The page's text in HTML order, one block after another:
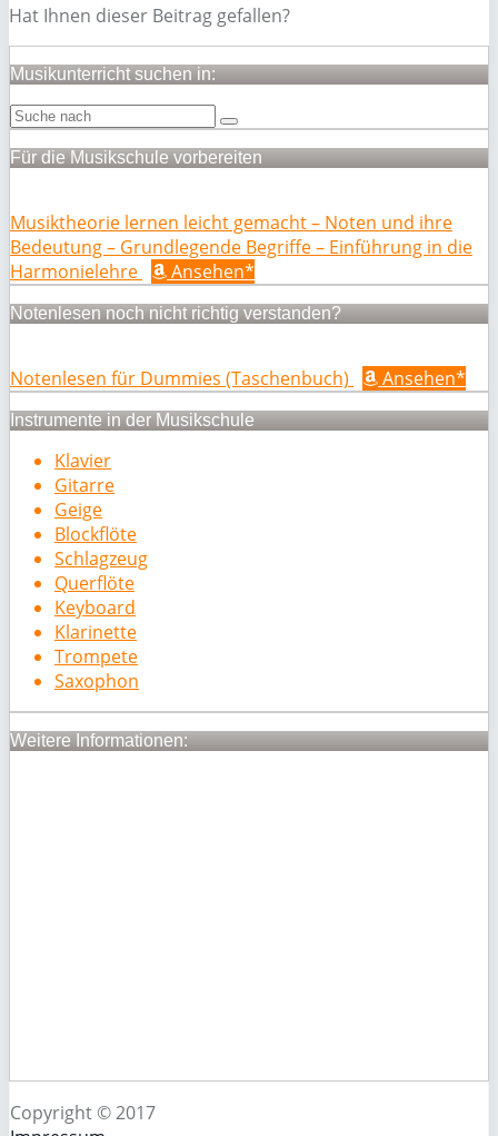
Hat Ihnen dieser Beitrag gefallen?
Musikunterricht suchen in:
Für die Musikschule vorbereiten
Musiktheorie lernen leicht gemacht – Noten und ihre
Bedeutung – Grundlegende Begriffe – Einführung in die
Harmonielehre
Ansehen*
Notenlesen noch nicht richtig verstanden?
Notenlesen für Dummies (Taschenbuch) Ansehen*
Instrumente in der Musikschule
Klavier
Gitarre
Geige
Blockflöte
Schlagzeug
Querflöte
Keyboard
Klarinette
Trompete
Saxophon
Weitere Informationen:
Copyright © 2017